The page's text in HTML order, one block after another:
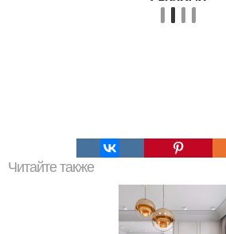
Читайте также